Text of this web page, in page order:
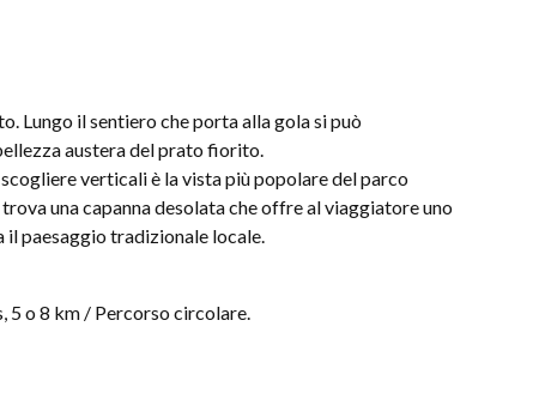
Lungo il sentiero che porta alla gola si può
austera del prato fiorito.
verticali è la vista più popolare del parco
una capanna desolata che offre al viaggiatore uno
il paesaggio tradizionale locale.
5 o 8 km / Percorso circolare.